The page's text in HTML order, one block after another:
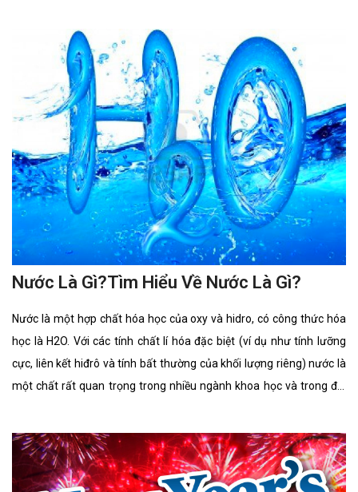
Nước Là Gì?Tìm Hiểu Về Nước Là Gì?
Nước là một hợp chất hóa học của oxy và hidro, có công thức hóa
học là H2O. Với các tính chất lí hóa đặc biệt (ví dụ như tính lưỡng
cực, liên kết hiđrô và tính bất thường của khối lượng riêng) nước là
một chất rất quan trọng trong nhiều ngành khoa học và trong đời
tổng lượng nước trên Trái Đất nằm trong các nguồn có thể khai
thác dùng làm nước uống.